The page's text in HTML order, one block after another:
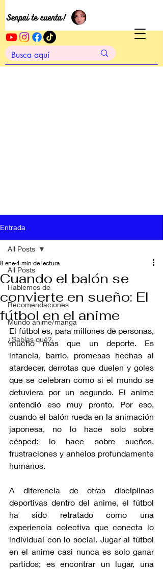
Entrada
All Posts
Hablemos de
Recomendaciones
Mundo anime/manga
¿Sabías qué?
All Posts
Cuando el balón se
convierte en sueño: El
fútbol en el anime
8 ene 4 min de lectura
El fútbol es, para millones de personas,
mucho más que un deporte. Es
infancia, barrio, promesas hechas al
atardecer, derrotas que duelen y goles
que se celebran como si el mundo se
detuviera por un segundo. El anime
entendió eso muy pronto. Por eso,
cuando el balón rueda en la animación
japonesa, no lo hace solo sobre
césped: lo hace sobre sueños,
frustraciones y anhelos profundamente
humanos.
A diferencia de otras disciplinas
deportivas dentro del anime, el fútbol
ha sido retratado como una
experiencia colectiva que conecta lo
individual con lo social. Jugar al fútbol
en el anime casi nunca es solo ganar
partidos; es encontrar un lugar, una